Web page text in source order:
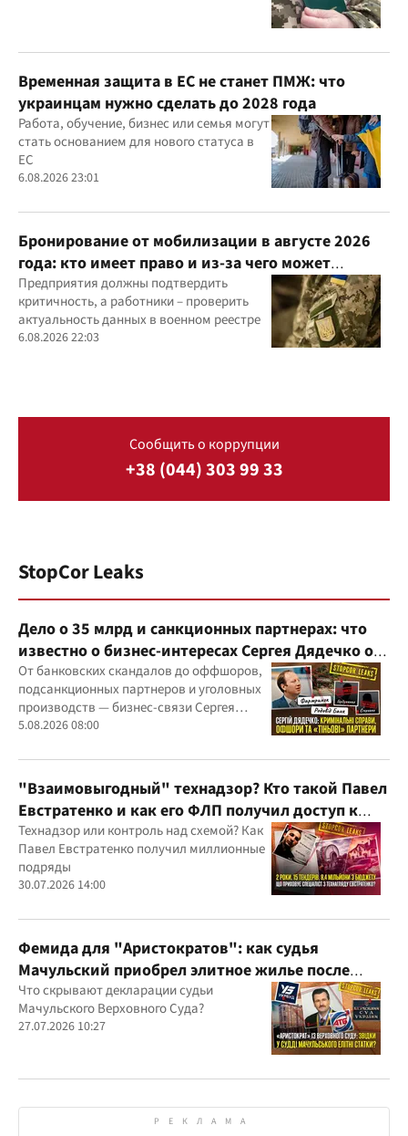
Временная защита в ЕС не станет ПМЖ: что
украинцам нужно сделать до 2028 года
Работа, обучение, бизнес или семья могут
стать основанием для нового статуса в
ЕС
6.08.2026 23:01
Бронирование от мобилизации в августе 2026
года: кто имеет право и из-за чего может
отказать
Предприятия должны подтвердить
критичность, а работники – проверить
актуальность данных в военном реестре
6.08.2026 22:03
Сообщить о коррупции
+38 (044) 303 99 33
StopCor Leaks
Дело о 35 млрд и санкционных партнерах: что
известно о бизнес-интересах Сергея Дядечко от
"Родовид Банка" до "ФАРМАСЕЛ"
От банковских скандалов до оффшоров,
подсанкционных партнеров и уголовных
производств — бизнес-связи Сергея
Дядечко до сих пор простираются через
юрисдикций
5.08.2026 08:00
"Взаимовыгодный" технадзор? Кто такой Павел
Евстратенко и как его ФЛП получил доступ к
бюджетным миллионам?
Технадзор или контроль над схемой? Как
Павел Евстратенко получил миллионные
подряды
30.07.2026 14:00
Фемида для "Аристократов": как судья
Мачульский приобрел элитное жилье после
вердикта в пользу застройщика?
Что скрывают декларации судьи
Мачульского Верховного Суда?
27.07.2026 10:27